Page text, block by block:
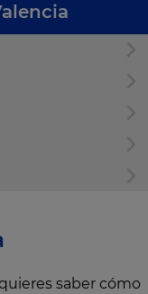
saber cómo